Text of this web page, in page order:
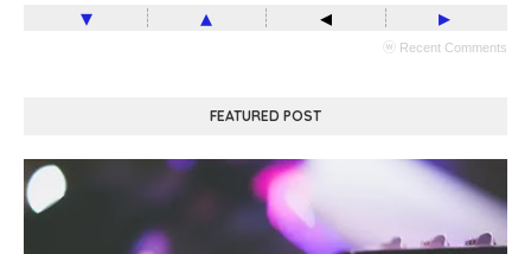
▾ ▴ ◂ ▸
ⓦ Recent Comments
FEATURED POST